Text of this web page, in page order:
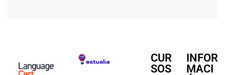
CUR
SOS
INFOR
MACI